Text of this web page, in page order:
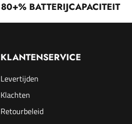
80+% BATTERIJCAPACITEIT
KLANTENSERVICE
Levertijden
Klachten
Retourbeleid